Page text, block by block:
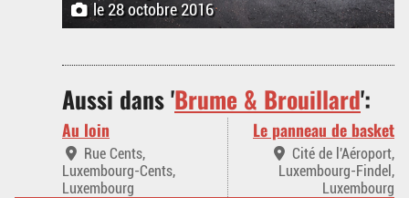
le 28 octobre 2016
Aussi dans 'Brume & Brouillard':
Au loin
Rue Cents,
Luxembourg-Cents,
Luxembourg
Le panneau de basket
Cité de l'Aéroport,
Luxembourg-Findel,
Luxembourg